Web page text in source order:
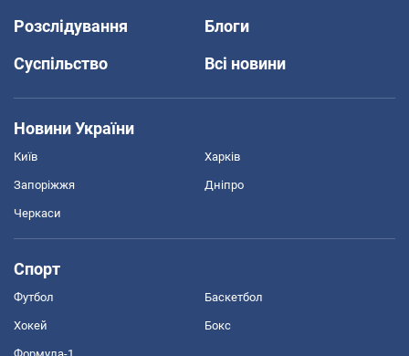
Розслідування
Блоги
Суспільство
Всі новини
Новини України
Київ Харків
Запоріжжя Дніпро
Черкаси
Спорт
Футбол Баскетбол
Хокей Бокс